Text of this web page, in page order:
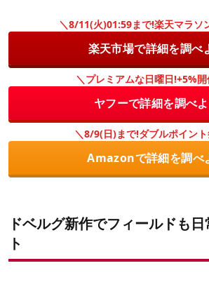
＼8/11(火)01:59まで!楽天マラソ
楽天市場で詳細を調べ
＼プレミアムな日曜日!+5%
ヤフーで詳細を調べ
＼8/9(日)まで!ダブルポイン
Amazonで詳細を調べ
ドベルグ新作でフィールドも
ト